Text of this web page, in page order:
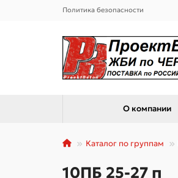
Политика безопасности
О компании
Каталог по группам
10ПБ 25-27 п